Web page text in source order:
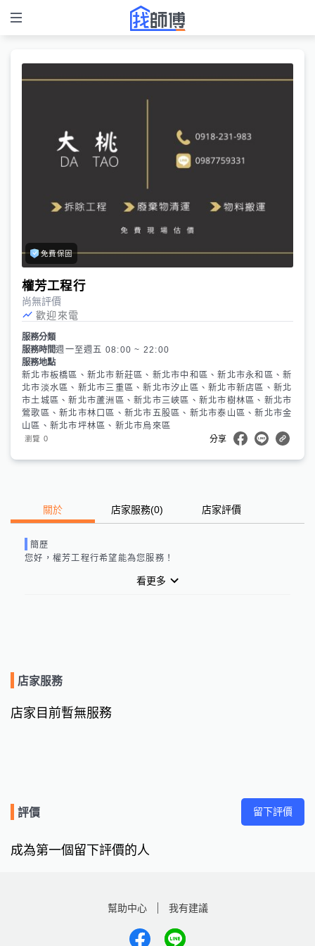
免費保固
權芳工程行
尚無評價
歡迎來電
服務分類
服務時間週一至週五 08:00 ~ 22:00
服務地點
新北市板橋區、新北市新莊區、新北市中和區、新北市永和區、新
北市淡水區、新北市三重區、新北市汐止區、新北市新店區、新北
市土城區、新北市蘆洲區、新北市三峽區、新北市樹林區、新北市
鶯歌區、新北市林口區、新北市五股區、新北市泰山區、新北市金
山區、新北市坪林區、新北市烏來區
瀏覽 0 分享
關於 店家服務(0) 店家評價
簡歷
您好， 權芳工程行希望能為您服務！
看更多
店家服務
店家目前暫無服務
評價 留下評價
成為第一個留下評價的人
幫助中心 我有建議